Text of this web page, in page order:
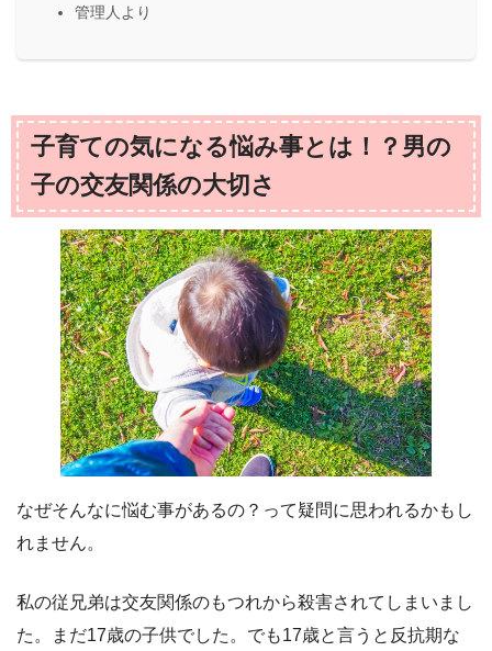
管理人より
子育ての気になる悩み事とは！？男の
子の交友関係の大切さ
なぜそんなに悩む事があるの？って疑問に思われるかもし
れません。
私の従兄弟は交友関係のもつれから殺害されてしまいまし
た。まだ17歳の子供でした。でも17歳と言うと反抗期な